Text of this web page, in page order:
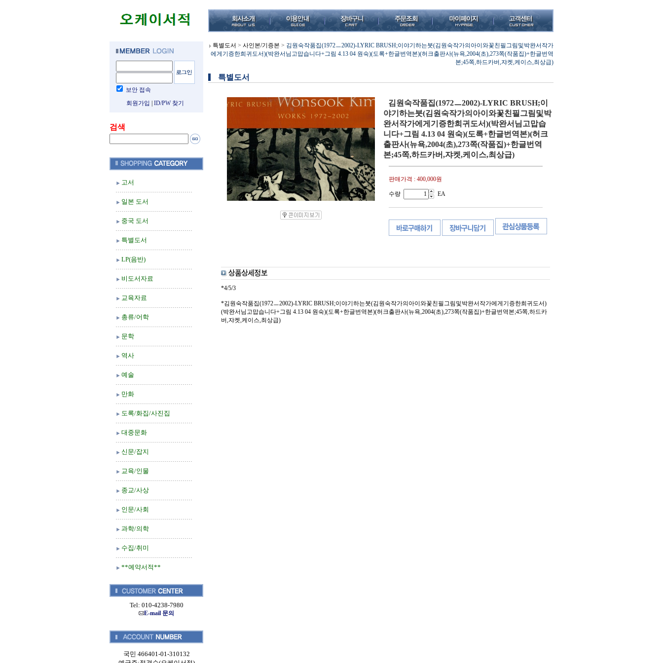
보안 접속
회원가입
ID/PW 찾기
검색
고서
일본 도서
중국 도서
특별도서
LP(음반)
비도서자료
교육자료
총류/어학
문학
역사
예술
만화
도록/화집/사진집
대중문화
신문/잡지
교육/인물
종교/사상
인문/사회
과학/의학
수집/취미
**예약서적**
Tel: 010-4238-7980
E-mail 문의
국민 466401-01-310132
특별도서 > 사인본/기증본 > 김원숙작품집(1972ㅡ2002)-LYRIC BRUSH;이야기하는붓(김원숙작가의아이와꽃친필그림및박완서작가
에게기증한희귀도서)(박완서님고맙습니다+그림 4.13 04 원숙)(도록+한글번역본)(허크출판사(뉴욕,2004(초),273쪽(작품집)+한글번역
본;45쪽,하드카버,쟈켓,케이스,최상급)
특별도서
김원숙작품집(1972ㅡ2002)-LYRIC BRUSH;이
야기하는붓(김원숙작가의아이와꽃친필그림및박
완서작가에게기증한희귀도서)(박완서님고맙습
니다+그림 4.13 04 원숙)(도록+한글번역본)(허크
출판사(뉴욕,2004(초),273쪽(작품집)+한글번역
본;45쪽,하드카버,쟈켓,케이스,최상급)
판매가격 : 400,000원
수량 EA
*4/5/3
*김원숙작품집(1972ㅡ2002)-LYRIC BRUSH;이야기하는붓(김원숙작가의아이와꽃친필그림및박완서작가에게기증한희귀도서)
(박완서님고맙습니다+그림 4.13 04 원숙)(도록+한글번역본)(허크출판사(뉴욕,2004(초),273쪽(작품집)+한글번역본;45쪽,하드카
버,쟈켓,케이스,최상급)